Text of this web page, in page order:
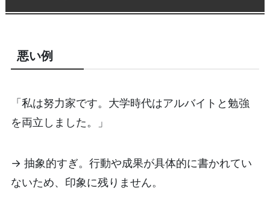
悪い例
「私は努力家です。大学時代はアルバイトと勉強
を両立しました。」
→ 抽象的すぎ。行動や成果が具体的に書かれてい
ないため、印象に残りません。